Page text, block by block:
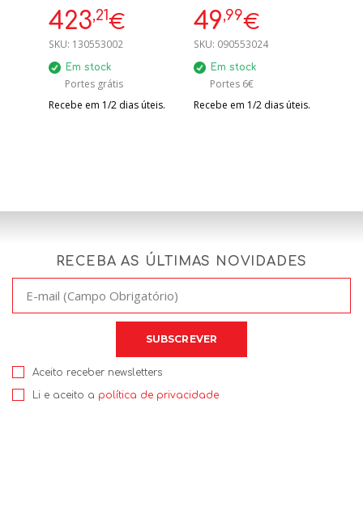
SELEZIONE INOX
ENCASTRE
423,21€
SKU: 130553002
Em stock
Portes grátis
Recebe em 1/2 dias úteis.
GRILL BRANCO
49,99€
SKU: 090553024
Em stock
Portes 6€
Recebe em 1/2 dias úteis.
RECEBA AS ÚLTIMAS NOVIDADES
Aceito receber newsletters
Li e aceito a política de privacidade